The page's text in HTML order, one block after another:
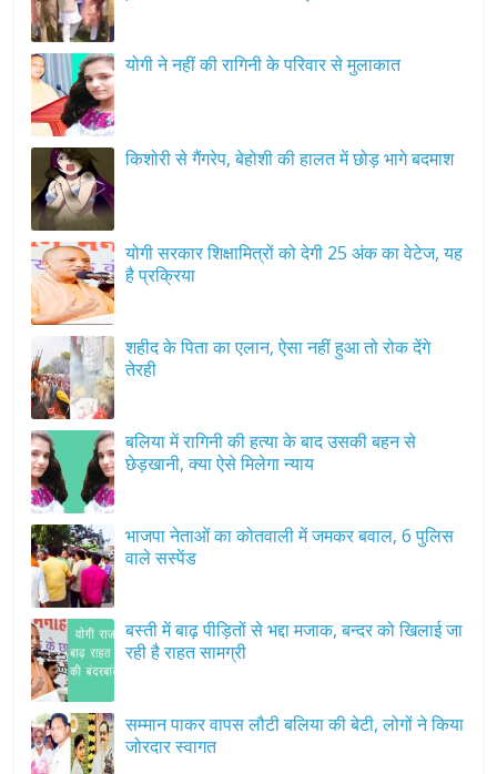
योगी ने नहीं की रागिनी के परिवार से मुलाकात
किशोरी से गैंगरेप, बेहोशी की हालत में छोड़ भागे बदमाश
योगी सरकार शिक्षामित्रों को देगी 25 अंक का वेटेज, यह
है प्रक्रिया
शहीद के पिता का एलान, ऐसा नहीं हुआ तो रोक देंगे
तेरही
बलिया में रागिनी की हत्या के बाद उसकी बहन से
छेड़खानी, क्या ऐसे मिलेगा न्याय
भाजपा नेताओं का कोतवाली में जमकर बवाल, 6 पुलिस
वाले सस्पेंड
बस्ती में बाढ़ पीड़ितों से भद्दा मजाक, बन्दर को खिलाई जा
रही है राहत सामग्री
सम्मान पाकर वापस लौटी बलिया की बेटी, लोगों ने किया
जोरदार स्वागत